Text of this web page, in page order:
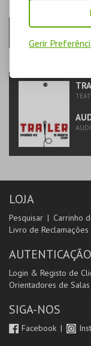
Gerir
-
LOJA
Pesquisar Carrinho
Livro de Reclamações
AUTENTICAÇÃO
Login & Registo de
Orientadores de Salas
SIGA-NOS
Facebook